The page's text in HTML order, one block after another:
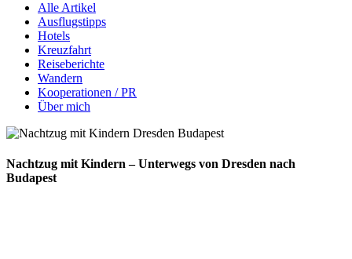
Alle Artikel
Ausflugstipps
Hotels
Kreuzfahrt
Reiseberichte
Wandern
Kooperationen / PR
Über mich
Nachtzug mit Kindern – Unterwegs von Dresden nach
Budapest